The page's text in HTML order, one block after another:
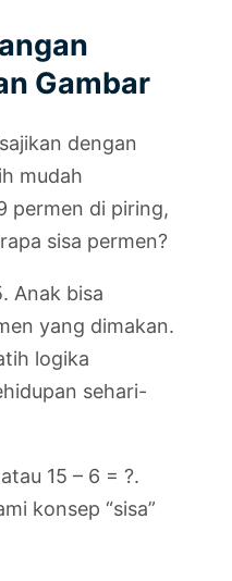
Gambar
dengan
mudah
permen di piring,
sisa permen?
Anak bisa
yang dimakan.
logika
sehari-
15 – 6 = ?.
konsep “sisa”